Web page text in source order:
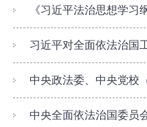
《习近平法治思想学习
习近平对全面依法治国
中央政法委、中央党校
中央全面依法治国委员